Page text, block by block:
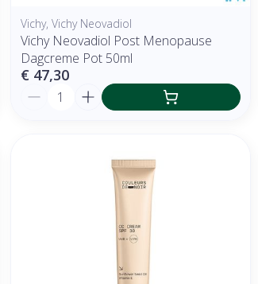
Vichy, Vichy Neovadiol
Vichy Neovadiol Post Menopause
Dagcreme Pot 50ml
€ 47,30
Aantal